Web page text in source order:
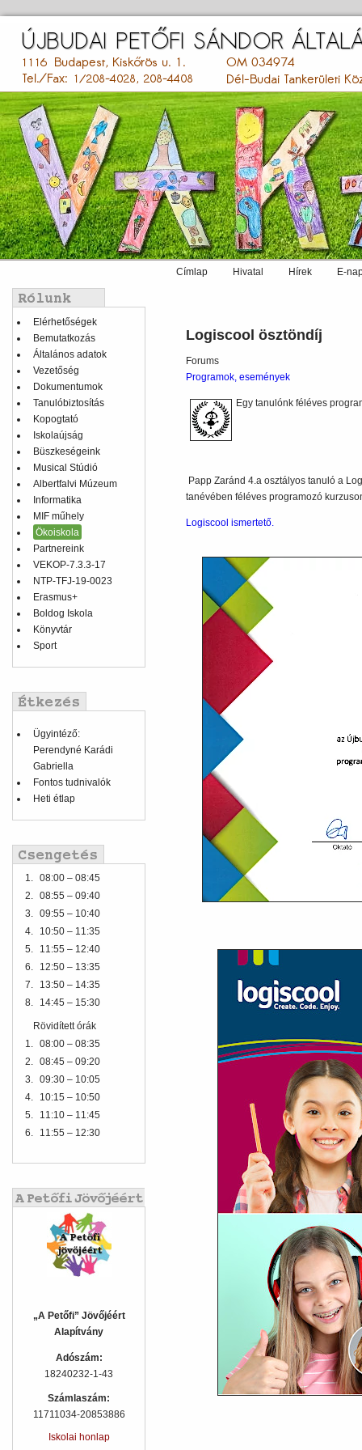
tartalomra
menu
Címlap Hivatal Hírek E-
Balmenü
Elérhetőségek
Bemutatkozás
Általános adatok
Vezetőség
Dokumentumok
Tanulóbiztosítás
Kopogtató
Iskolaújság
Büszkeségeink
Musical Stúdió
Albertfalvi Múzeum
Informatika
MIF műhely
Ökoiskola
Partnereink
VEKOP-7.3.3-17
NTP-TFJ-19-0023
Erasmus+
Boldog Iskola
Könyvtár
Sport
Ügyintéző:
Perendyné Karádi
Gabriella
Fontos tudnivalók
Heti étlap
1. 08:00 – 08:45
2. 08:55 – 09:40
3. 09:55 – 10:40
4.
10:50 – 11:35
5.
11:55 – 12:40
6.
12:50 – 13:35
7.
13:50 – 14:35
8.
14:45 – 15:30
Rövidített órák
1. 08:00 – 08:35
2. 08:45 – 09:20
3. 09:30 – 10:05
4.
10:15 – 10:50
5.
11:10 – 11:45
6.
11:55 – 12:30
„A Petőfi” Jövőjéért
Alapítvány
Adószám:
18240232-1-43
Számlaszám:
11711034-20853886
Iskolai honlap
Logiscool ösztöndíj
Forums
Programok, események
Egy tanulónk féléves
Papp Zaránd 4.a osztályos tanuló a
tanévében féléves programozó
Logiscool ismertető.